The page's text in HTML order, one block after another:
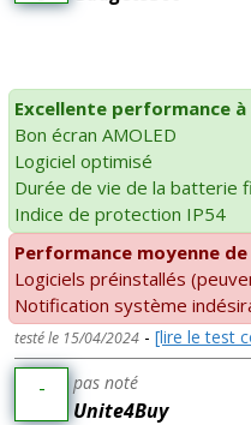
Excellente performance
Bon écran AMOLED
Logiciel optimisé
Durée de vie de la batterie
Indice de protection IP54
Performance moyenne
Logiciels préinstallés
Notification système
testé le 15/04/2024 - [lire le test
- pas noté
Unite4Buy